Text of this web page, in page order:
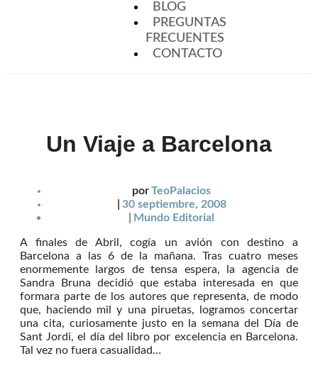
BLOG
PREGUNTAS
FRECUENTES
CONTACTO
Un Viaje a Barcelona
porTeoPalacios
30 septiembre, 2008
Mundo Editorial
A finales de Abril, cogía un avión con destino a
Barcelona a las 6 de la mañana. Tras cuatro meses
enormemente largos de tensa espera, la agencia de
Sandra Bruna decidió que estaba interesada en que
formara parte de los autores que representa, de modo
que, haciendo mil y una piruetas, logramos concertar
una cita, curiosamente justo en la semana del Día de
Sant Jordi, el día del libro por excelencia en Barcelona.
Tal vez no fuera casualidad…